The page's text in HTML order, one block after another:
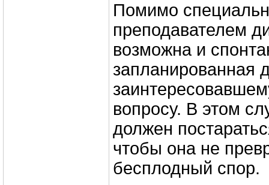
Помимо
преподавателем
возможна и
запланированная
вопросу. В этом
должен
чтобы она не
бесплодный спор.